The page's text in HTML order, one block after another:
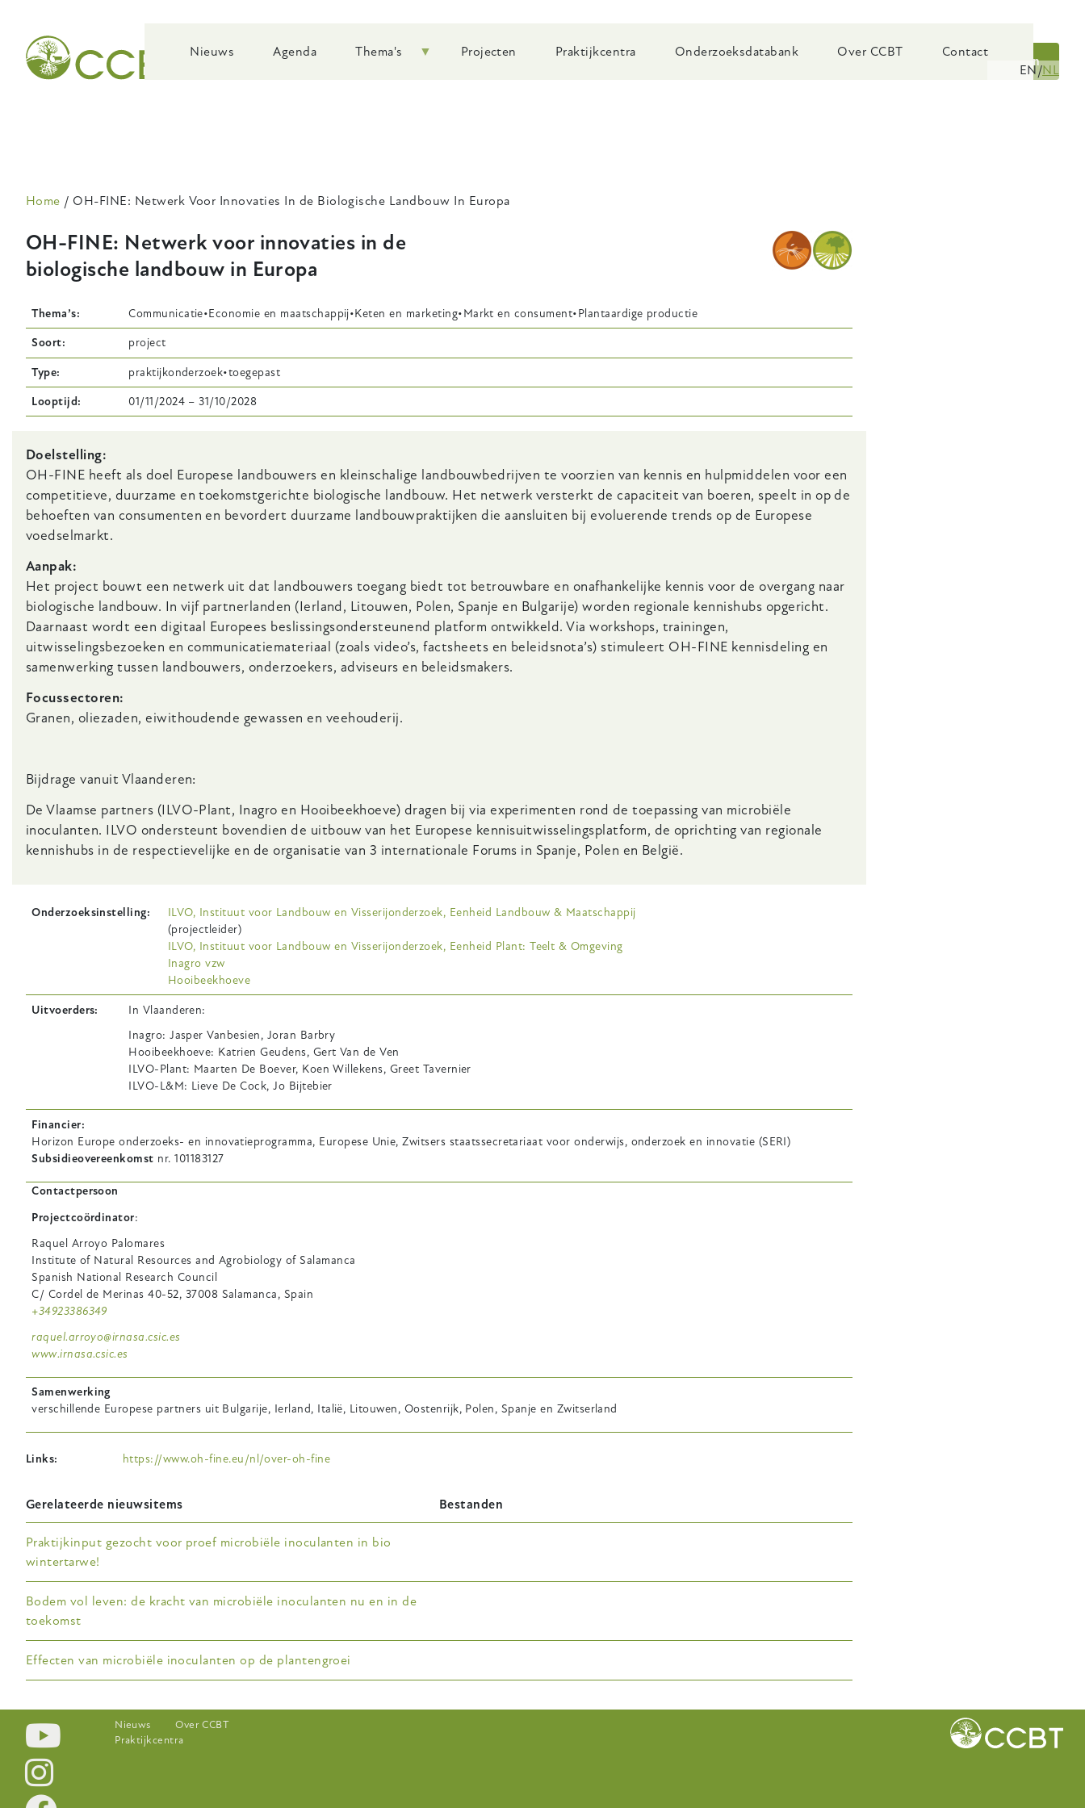
main
navigation
Nieuws Agenda Thema's Projecten Praktijkcentra Onderzoeksdatabank Over CCBT Contact
Zoeken
EN NL
Kruimelpad
Home OH-FINE: Netwerk Voor Innovaties In de Biologische Landbouw In Europa
OH-FINE: Netwerk voor innovaties in de
biologische landbouw in Europa
Thema’s Communicatie Economie en maatschappij Keten en marketing Markt en consument Plantaardige productie
Soort project
Type praktijkonderzoek toegepast
Looptijd 01/11/2024 –31/10/2028
Body
Doelstelling:
OH-FINE heeft als doel Europese landbouwers en kleinschalige landbouwbedrijven te voorzien van kennis en hulpmiddelen voor een
competitieve, duurzame en toekomstgerichte biologische landbouw. Het netwerk versterkt de capaciteit van boeren, speelt in op de
behoeften van consumenten en bevordert duurzame landbouwpraktijken die aansluiten bij evoluerende trends op de Europese
voedselmarkt.
Aanpak:
Het project bouwt een netwerk uit dat landbouwers toegang biedt tot betrouwbare en onafhankelijke kennis voor de overgang naar
biologische landbouw. In vijf partnerlanden (Ierland, Litouwen, Polen, Spanje en Bulgarije) worden regionale kennishubs opgericht.
Daarnaast wordt een digitaal Europees beslissingsondersteunend platform ontwikkeld. Via workshops, trainingen,
uitwisselingsbezoeken en communicatiemateriaal (zoals video’s, factsheets en beleidsnota’s) stimuleert OH-FINE kennisdeling en
samenwerking tussen landbouwers, onderzoekers, adviseurs en beleidsmakers.
Focussectoren:
Granen, oliezaden, eiwithoudende gewassen en veehouderij.
Bijdrage vanuit Vlaanderen:
De Vlaamse partners (ILVO-Plant, Inagro en Hooibeekhoeve) dragen bij via experimenten rond de toepassing van microbiële
inoculanten. ILVO ondersteunt bovendien de uitbouw van het Europese kennisuitwisselingsplatform, de oprichting van regionale
kennishubs in de respectievelijke en de organisatie van 3 internationale Forums in Spanje, Polen en België.
Onderzoeksinstelling
ILVO, Instituut voor Landbouw en Visserijonderzoek, Eenheid Landbouw & Maatschappij
(projectleider)
ILVO, Instituut voor Landbouw en Visserijonderzoek, Eenheid Plant: Teelt & Omgeving
Inagro vzw
Hooibeekhoeve
Uitvoerders
In Vlaanderen:
Inagro: Jasper Vanbesien, Joran Barbry
Hooibeekhoeve: Katrien Geudens, Gert Van de Ven
ILVO-Plant: Maarten De Boever, Koen Willekens, Greet Tavernier
ILVO-L&M: Lieve De Cock, Jo Bijtebier
Financier
Horizon Europe onderzoeks- en innovatieprogramma, Europese Unie, Zwitsers staatssecretariaat voor onderwijs, onderzoek en innovatie (SERI)
Subsidieovereenkomst nr. 101183127
Contactpersoon
Projectcoördinator:
Raquel Arroyo Palomares
Institute of Natural Resources and Agrobiology of Salamanca
Spanish National Research Council
C/ Cordel de Merinas 40-52, 37008 Salamanca, Spain
+34923386349
raquel.arroyo@irnasa.csic.es
www.irnasa.csic.es
Samenwerking
verschillende Europese partners uit Bulgarije, Ierland, Italië, Litouwen, Oostenrijk, Polen, Spanje en Zwitserland
Links https://www.oh-fine.eu/nl/over-oh-fine
Gerelateerde nieuwsitems Bestanden
Praktijkinput gezocht voor proef microbiële inoculanten in bio
wintertarwe!
Bodem vol leven: de kracht van microbiële inoculanten nu en in de
toekomst
Effecten van microbiële inoculanten op de plantengroei
Footer-
Nieuws
Over CCBT
Praktijkcentra